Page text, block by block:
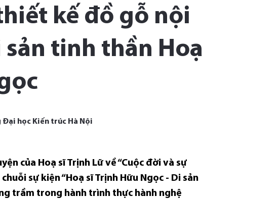
kế đồ gỗ nội
tinh thần Hoạ
Đại học Kiến trúc Hà Nội
của Hoạ sĩ Trịnh Lữ về “Cuộc đời và sự
sự kiện “Hoạ sĩ Trịnh Hữu Ngọc - Di sản
trầm trong hành trình thực hành nghệ